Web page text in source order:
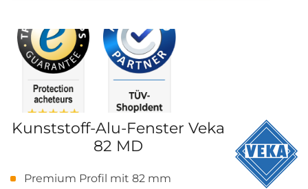
Kunststoff-Alu-Fenster Veka
82 MD
Premium Profil mit 82 mm